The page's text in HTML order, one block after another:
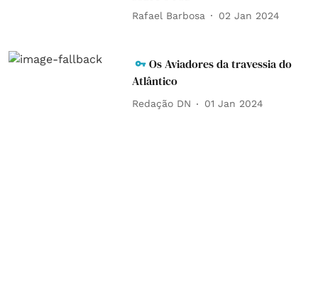
Rafael Barbosa 02 Jan 2024
Os Aviadores da travessia do
Atlântico
Redação DN 01 Jan 2024